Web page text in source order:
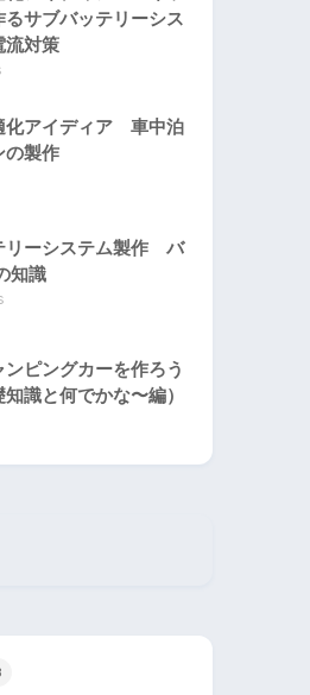
るサブバッテリーシス
流対策
化アイディア 車中泊
の製作
リーシステム製作 バ
知識
ピングカーを作ろう
識と何でかな〜編）